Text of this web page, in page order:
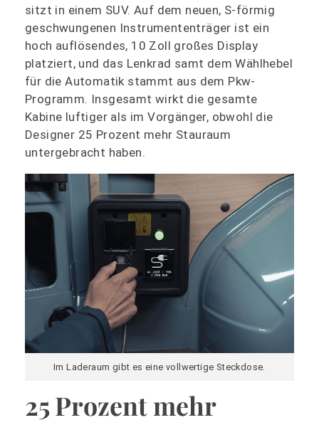
sitzt in einem SUV. Auf dem neuen, S-förmig
geschwungenen Instrumententräger ist ein
hoch auflösendes, 10 Zoll großes Display
platziert, und das Lenkrad samt dem Wählhebel
für die Automatik stammt aus dem Pkw-
Programm. Insgesamt wirkt die gesamte
Kabine luftiger als im Vorgänger, obwohl die
Designer 25 Prozent mehr Stauraum
untergebracht haben.
Im Laderaum gibt es eine vollwertige Steckdose.
25 Prozent mehr